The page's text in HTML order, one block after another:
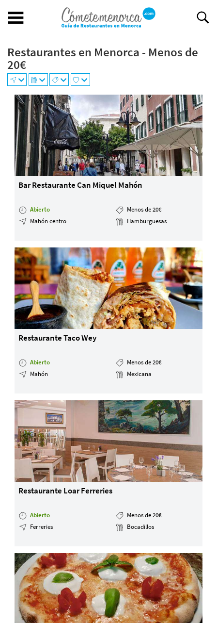
Buscar restaurante
BUSCAR RESTAURANTE
Restaurantes en Menorca
Abiertos
Por Localización
Por Tipo de Cocina
Por Precio
Ideal para
¿Tienes un restaurante?
Quiénes somos
Incluye tu restaurante
Servicios y tarifas
Contacto
Información legal
Términos y condiciones
Pago seguro
Avisos legales
Privacidad y cookies
Mapa de la web
Desarrollado por
Restaurantes en Menorca - Menos de
20€
+
−
Bar Restaurante Can Miquel Mahón
Abierto
Menos de 20€
Mahón centro
Hamburguesas
Restaurante Taco Wey
Abierto
Menos de 20€
Mahón
Mexicana
Restaurante Loar Ferreries
Abierto
Menos de 20€
Ferreries
Bocadillos